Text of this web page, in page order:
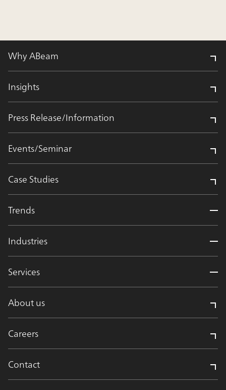
Why ABeam
Insights
Press Release/Information
Events/Seminar
Case Studies
Trends
Industries
Services
About us
Careers
Contact